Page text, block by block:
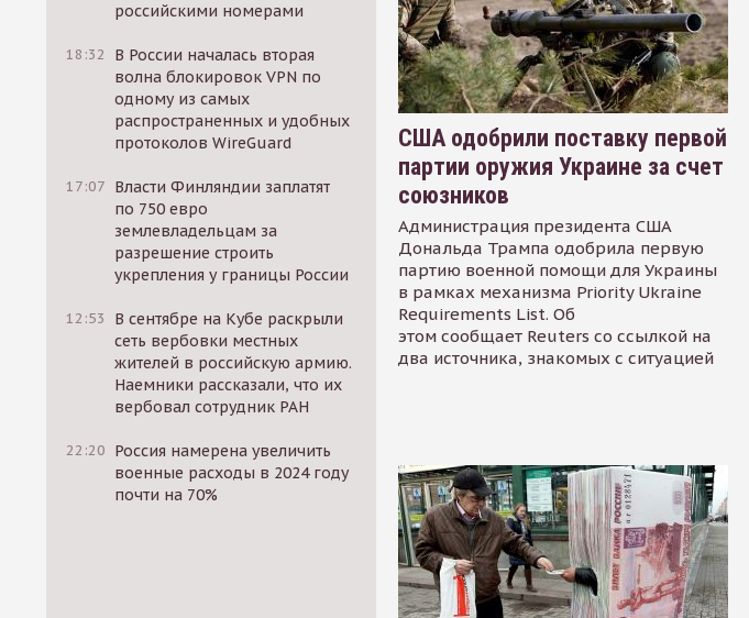
российскими номерами
18:32
В России началась вторая
волна блокировок VPN по
одному из самых
распространенных и удобных
протоколов WireGuard
17:07 Власти Финляндии заплатят
по 750 евро
землевладельцам за
разрешение строить
укрепления у границы России
12:53
В сентябре на Кубе раскрыли
сеть вербовки местных
жителей в российскую армию.
Наемники рассказали, что их
вербовал сотрудник РАН
22:20 Россия намерена увеличить
военные расходы в 2024 году
почти на 70%
США одобрили поставку первой
партии оружия Украине за счет
союзников
Администрация президента США
Дональда Трампа одобрила первую
партию военной помощи для Украины
в рамках механизма Priority Ukraine
Requirements List. Об
этом сообщает Reuters со ссылкой на
два источника, знакомых с ситуацией